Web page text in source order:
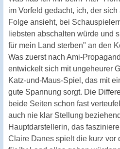
im Vorfeld gedacht, ich, der
Folge ansieht, bei
liebsten abschalten würde und
für mein Land sterben" an den
Was zuerst nach Ami-
entwickelt sich mit ungeheurer
Katz-und-Maus-Spiel, das mit
gute Spannung sorgt. Die
beide Seiten schon fast
auch nie klar Stellung
Hauptdarstellerin, das
Claire Danes spielt die kurz vor